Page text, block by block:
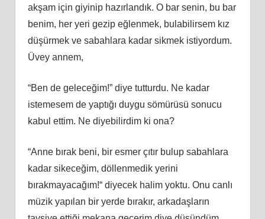
akşam için giyinip hazırlandık. O bar senin, bu bar
benim, her yeri gezip eğlenmek, bulabilirsem kız
düşürmek ve sabahlara kadar sikmek istiyordum.
Üvey annem,
“Ben de geleceğim!” diye tutturdu. Ne kadar
istemesem de yaptığı duygu sömürüsü sonucu
kabul ettim. Ne diyebilirdim ki ona?
“Anne bırak beni, bir esmer çıtır bulup sabahlara
kadar sikeceğim, döllenmedik yerini
bırakmayacağım!“ diyecek halim yoktu. Onu canlı
müzik yapılan bir yerde bırakır, arkadaşların